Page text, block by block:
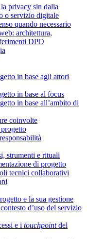
privacy sin dalla
o servizio digitale
quando necessario
architettura,
DPO
in base agli attori
in base al focus
in base all’ambito di
coinvolte
strumenti e rituali
di progetto
tecnici collaborativi
e la sua gestione
d’uso del servizio
e i touchpointdel